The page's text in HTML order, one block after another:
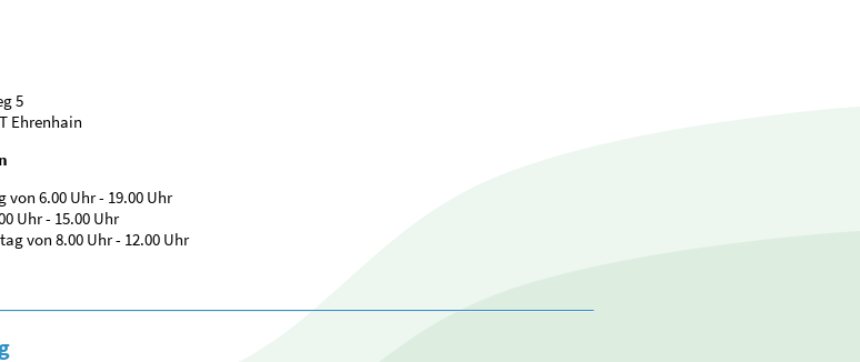
5
Ehrenhain
von 6.00 Uhr - 19.00 Uhr
Uhr - 15.00 Uhr
von 8.00 Uhr - 12.00 Uhr